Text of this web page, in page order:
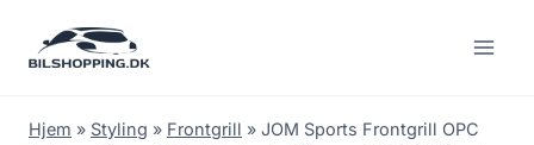
Hjem » Styling » Frontgrill » JOM Sports Frontgrill OPC